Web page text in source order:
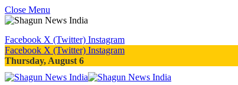
Close Menu
Facebook X (Twitter) Instagram
Facebook X (Twitter) Instagram
Thursday, August 6